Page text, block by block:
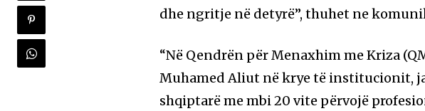
dhe ngritje në detyrë”, thuhet ne
“Në Qendrën për Menaxhim me Kriza
Muhamed Aliut në krye të institucionit,
shqiptarë me mbi 20 vite përvojë